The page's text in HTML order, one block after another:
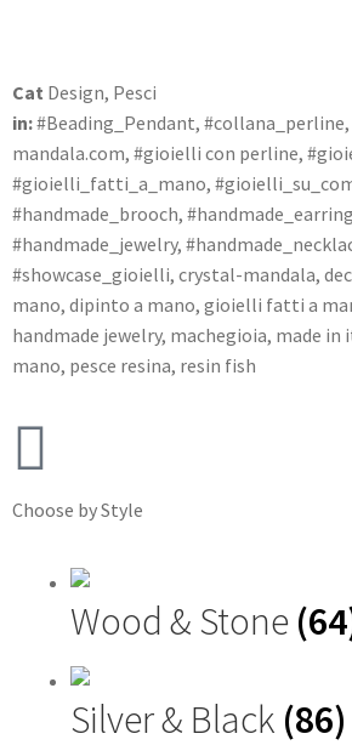
Cat Design, Pesci
in:#Beading_Pendant, #collana_perline,
mandala.com, #gioielli con perline,
#gioielli_fatti_a_mano,
#handmade_brooch,
#handmade_jewelry,
#showcase_gioielli, crystal-mandala,
mano, dipinto a mano, gioielli fatti a
handmade jewelry, machegioia, made in
mano, pesce resina, resin fish
Choose by Style
Wood & Stone
Silver & Black (86)